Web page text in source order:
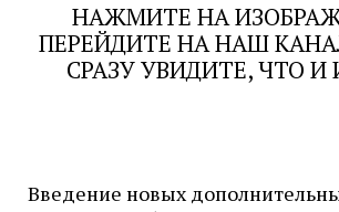
НАЖМИТЕ НА
ПЕРЕЙДИТЕ НА НАШ
СРАЗУ УВИДИТЕ, ЧТО И
Введение новых